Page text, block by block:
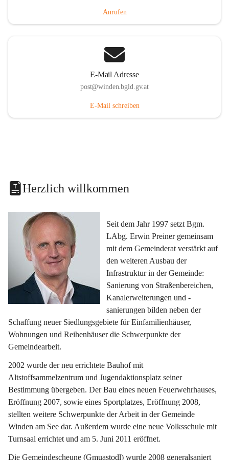
Anrufen
E-Mail Adresse
post@winden.bgld.gv.at
E-Mail schreiben
Herzlich willkommen
Seit dem Jahr 1997 setzt Bgm.
LAbg. Erwin Preiner gemeinsam
mit dem Gemeinderat verstärkt auf
den weiteren Ausbau der
Infrastruktur in der Gemeinde:
Sanierung von Straßenbereichen,
Kanalerweiterungen und -
sanierungen bilden neben der
Schaffung neuer Siedlungsgebiete für Einfamilienhäuser,
Wohnungen und Reihenhäuser die Schwerpunkte der
Gemeindearbeit.
2002 wurde der neu errichtete Bauhof mit
Altstoffsammelzentrum und Jugendaktionsplatz seiner
Bestimmung übergeben. Der Bau eines neuen Feuerwehrhauses,
Eröffnung 2007, sowie eines Sportplatzes, Eröffnung 2008,
stellten weitere Schwerpunkte der Arbeit in der Gemeinde
Winden am See dar. Außerdem wurde eine neue Volksschule mit
Turnsaal errichtet und am 5. Juni 2011 eröffnet.
Die Gemeindescheune (Gmuastodl) wurde 2008 generalsaniert